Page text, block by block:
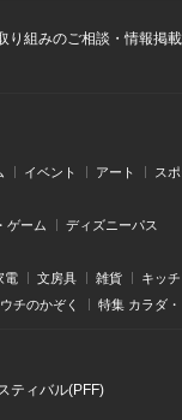
り組みのご相談・情報掲
イベント アート ス
ゲーム ディズニーパス
電 文房具 雑貨 キッ
チのかぞく 特集 カラダ
ティバル(PFF)